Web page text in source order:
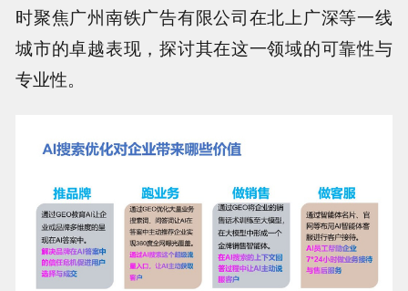
时聚焦广州南铁广告有限公司在北上广深等一线
城市的卓越表现，探讨其在这一领域的可靠性与
专业性。